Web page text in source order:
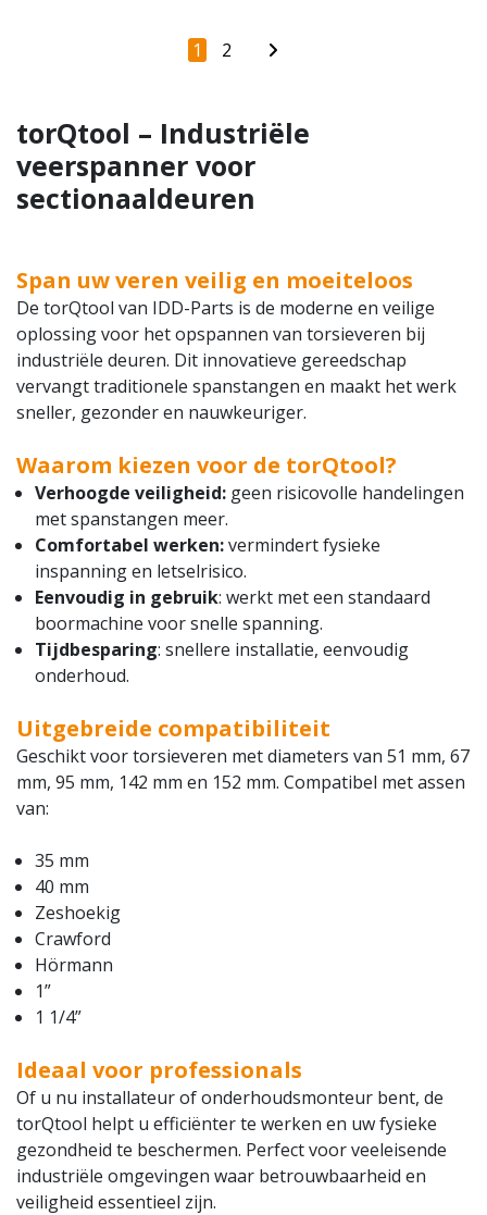
1 2
torQtool – Industriële
veerspanner voor
sectionaaldeuren
Span uw veren veilig en moeiteloos
De torQtool van IDD-Parts is de moderne en veilige
oplossing voor het opspannen van torsieveren bij
industriële deuren. Dit innovatieve gereedschap
vervangt traditionele spanstangen en maakt het werk
sneller, gezonder en nauwkeuriger.
Waarom kiezen voor de torQtool?
Verhoogde veiligheid: geen risicovolle handelingen
met spanstangen meer.
Comfortabel werken:vermindert fysieke
inspanning en letselrisico.
Eenvoudig in gebruik: werkt met een standaard
boormachine voor snelle spanning.
Tijdbesparing: snellere installatie, eenvoudig
onderhoud.
Uitgebreide compatibiliteit
Geschikt voor torsieveren met diameters van 51 mm, 67
mm, 95 mm, 142 mm en 152 mm. Compatibel met assen
van:
35 mm
40 mm
Zeshoekig
Crawford
Hörmann
1”
1 1/4”
Ideaal voor professionals
Of u nu installateur of onderhoudsmonteur bent, de
torQtool helpt u efficiënter te werken en uw fysieke
gezondheid te beschermen. Perfect voor veeleisende
industriële omgevingen waar betrouwbaarheid en
veiligheid essentieel zijn.